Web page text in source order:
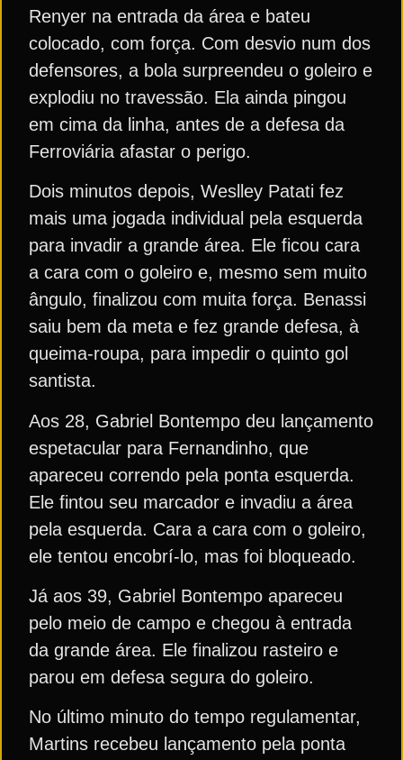
Renyer na entrada da área e bateu
colocado, com força. Com desvio num dos
defensores, a bola surpreendeu o goleiro e
explodiu no travessão. Ela ainda pingou
em cima da linha, antes de a defesa da
Ferroviária afastar o perigo.
Dois minutos depois, Weslley Patati fez
mais uma jogada individual pela esquerda
para invadir a grande área. Ele ficou cara
a cara com o goleiro e, mesmo sem muito
ângulo, finalizou com muita força. Benassi
saiu bem da meta e fez grande defesa, à
queima-roupa, para impedir o quinto gol
santista.
Aos 28, Gabriel Bontempo deu lançamento
espetacular para Fernandinho, que
apareceu correndo pela ponta esquerda.
Ele fintou seu marcador e invadiu a área
pela esquerda. Cara a cara com o goleiro,
ele tentou encobrí-lo, mas foi bloqueado.
Já aos 39, Gabriel Bontempo apareceu
pelo meio de campo e chegou à entrada
da grande área. Ele finalizou rasteiro e
parou em defesa segura do goleiro.
No último minuto do tempo regulamentar,
Martins recebeu lançamento pela ponta